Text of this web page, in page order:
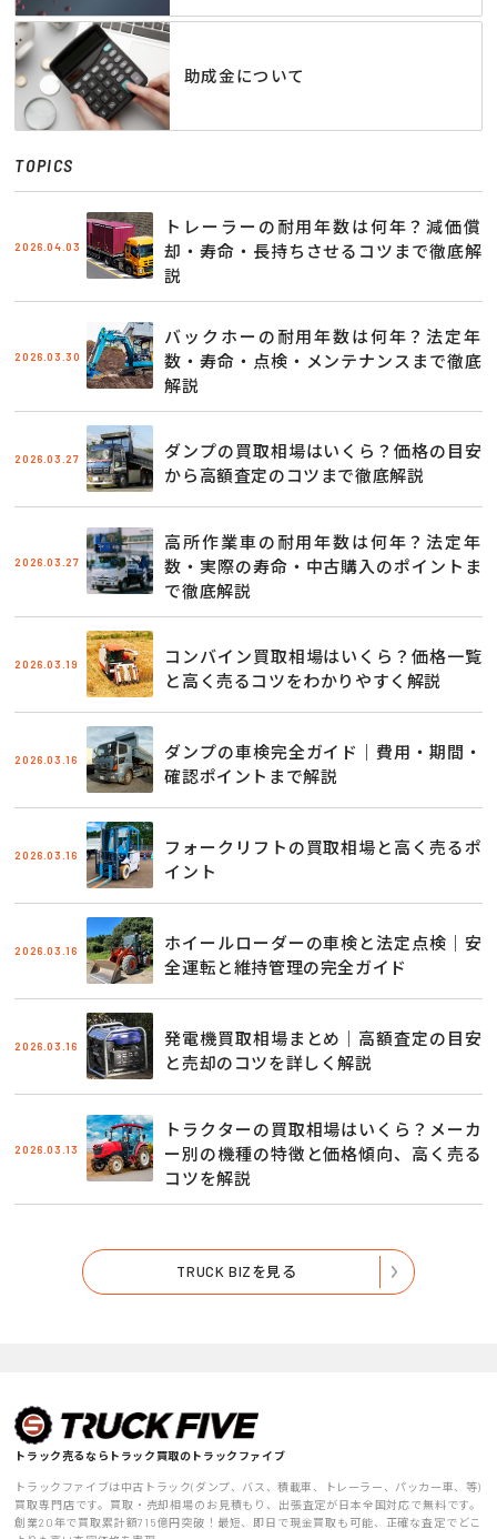
助成金について
TOPICS
2026.04.03
トレーラーの耐用年数は何年？減価償
却・寿命・長持ちさせるコツまで徹底解
説
2026.03.30
バックホーの耐用年数は何年？法定年
数・寿命・点検・メンテナンスまで徹底
解説
2026.03.27
ダンプの買取相場はいくら？価格の目安
から高額査定のコツまで徹底解説
2026.03.27
高所作業車の耐用年数は何年？法定年
数・実際の寿命・中古購入のポイントま
で徹底解説
2026.03.19
コンバイン買取相場はいくら？価格一覧
と高く売るコツをわかりやすく解説
2026.03.16
ダンプの車検完全ガイド｜費用・期間・
確認ポイントまで解説
2026.03.16
フォークリフトの買取相場と高く売るポ
イント
2026.03.16
ホイールローダーの車検と法定点検｜安
全運転と維持管理の完全ガイド
2026.03.16
発電機買取相場まとめ｜高額査定の目安
と売却のコツを詳しく解説
2026.03.13
トラクターの買取相場はいくら？メーカ
ー別の機種の特徴と価格傾向、高く売る
コツを解説
TRUCK BIZを見る
トラック売るならトラック買取のトラックファイブ
トラックファイブは中古トラック(ダンプ、バス、積載車、トレーラー、パッカー車、等)
買取専門店です。買取・売却相場のお見積もり、出張査定が日本全国対応で無料です。
創業20年で買取累計額715億円突破！最短、即日で現金買取も可能、正確な査定でどこ